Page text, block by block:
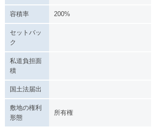
容積率 200%
セットバッ
ク
私道負担面
積
国土法届出
敷地の権利
形態
所有権